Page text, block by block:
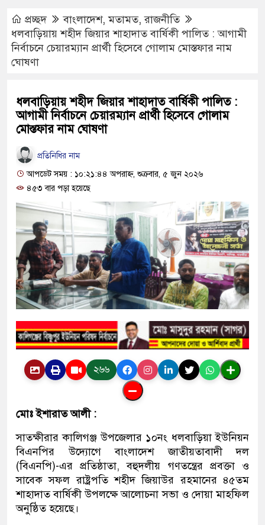
প্রচ্ছদ বাংলাদেশ,মতামত,রাজনীতি
ধলবাড়িয়ায় শহীদ জিয়ার শাহাদাত বার্ষিকী পালিত : আগামী
নির্বাচনে চেয়ারম্যান প্রার্থী হিসেবে গোলাম মোস্তফার নাম
ঘোষণা
ধলবাড়িয়ায় শহীদ জিয়ার শাহাদাত বার্ষিকী পালিত :
আগামী নির্বাচনে চেয়ারম্যান প্রার্থী হিসেবে গোলাম
মোস্তফার নাম ঘোষণা
প্রতিনিধির নাম
আপডেট সময় : ১০:২১:৪৪ অপরাহ্ণ, শুক্রবার, ৫ জুন ২০২৬
৪৫৩ বার পড়া হয়েছে
২৬৬
মোঃ ইশারাত আলী :
সাতক্ষীরার কালিগঞ্জ উপজেলার ১০নং ধলবাড়িয়া ইউনিয়ন
বিএনপির উদ্যোগে বাংলাদেশ জাতীয়তাবাদী দল
(বিএনপি)-এর প্রতিষ্ঠাতা, বহুদলীয় গণতন্ত্রের প্রবক্তা ও
সাবেক সফল রাষ্ট্রপতি শহীদ জিয়াউর রহমানের ৪৫তম
শাহাদাত বার্ষিকী উপলক্ষে আলোচনা সভা ও দোয়া মাহফিল
অনুষ্ঠিত হয়েছে।